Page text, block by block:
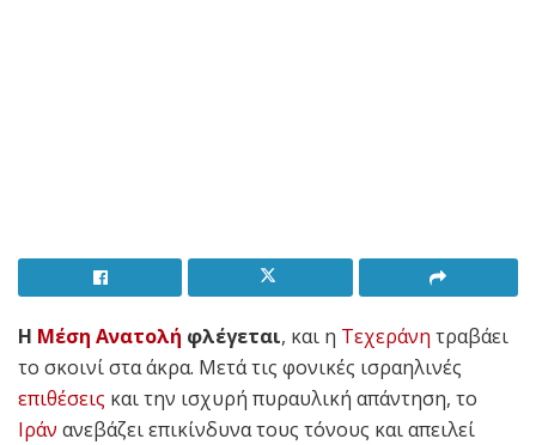
Η Μέση Ανατολή φλέγεται, και η Τεχεράνη τραβάει
το σκοινί στα άκρα. Μετά τις φονικές ισραηλινές
επιθέσεις και την ισχυρή πυραυλική απάντηση, το
Ιράν ανεβάζει επικίνδυνα τους τόνους και απειλεί